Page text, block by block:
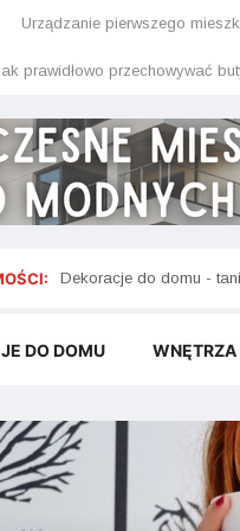
Urządzanie pierwszego
prawidłowo przechowywać
Plakaty i obrazy do
DO DOMU WNĘTRZA